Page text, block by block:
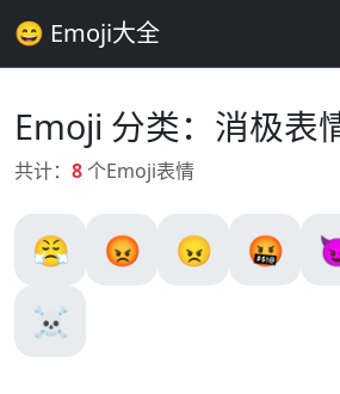
😄 Emoji大全
Emoji 分类：消极表
共计： 8个Emoji表情
😤 😡 😠 🤬
☠️